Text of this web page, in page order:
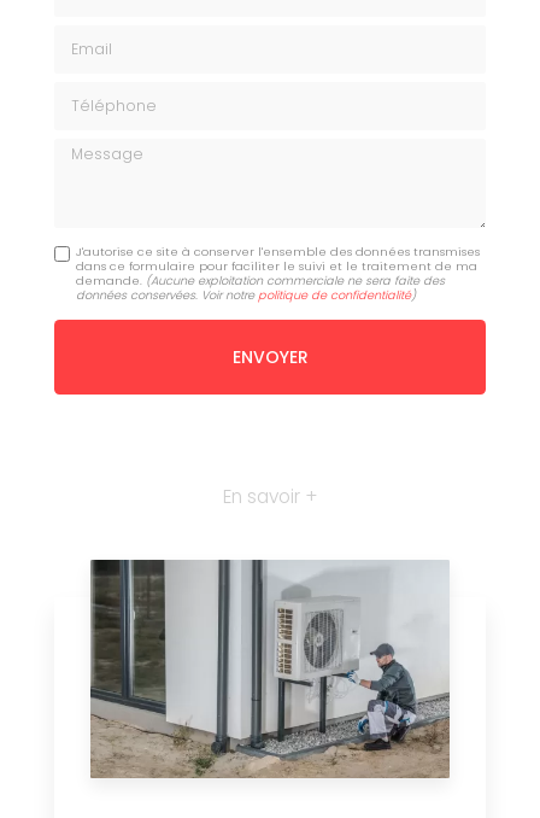
Message
J'autorise ce site à conserver l'ensemble des données transmises
dans ce formulaire pour faciliter le suivi et le traitement de ma
demande. (Aucune exploitation commerciale ne sera faite des
données conservées. Voir notre politique de confidentialité)
En savoir +